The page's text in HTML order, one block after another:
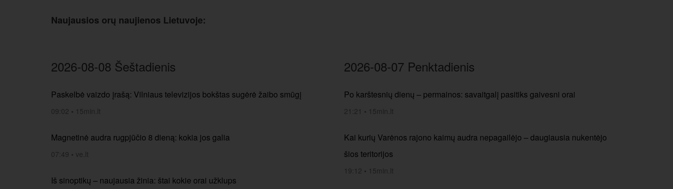
Naujausios orų naujienos Lietuvoje:
2026-08-08 Šeštadienis
Paskelbė vaizdo įrašą: Vilniaus televizijos bokštas sugėrė žaibo smūgį
09:02 • 15min.lt
Magnetinė audra rugpjūčio 8 dieną: kokia jos galia
07:49 • ve.lt
Iš sinoptikų – naujausia žinia: štai kokie orai užklups
2026-08-07 Penktadienis
Po karštesnių dienų – permainos: savaitgalį pasitiks gaivesni orai
21:21 • 15min.lt
Kai kurių Varėnos rajono kaimų audra nepagailėjo – daugiausia nukentėjo
šios teritorijos
19:12 • 15min.lt